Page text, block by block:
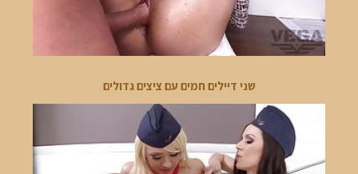
שני דיילים חמים עם ציצים גדולים